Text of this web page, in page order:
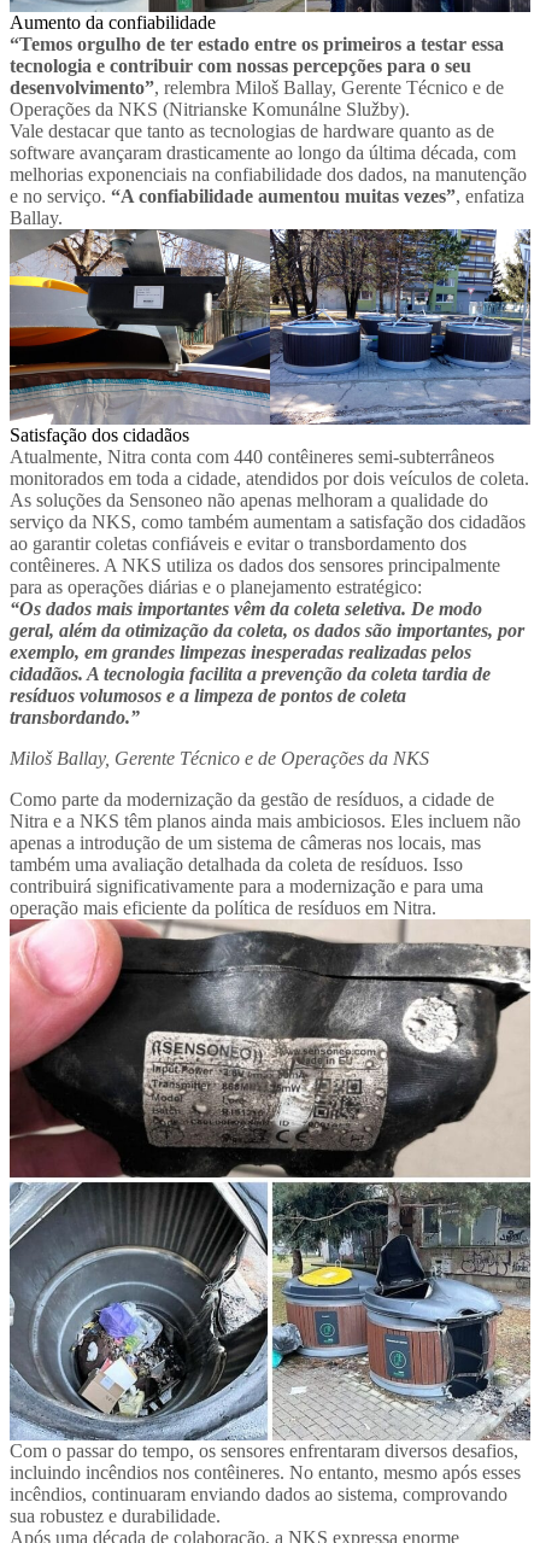
Aumento da confiabilidade
“Temos orgulho de ter estado entre os primeiros a testar essa
tecnologia e contribuir com nossas percepções para o seu
desenvolvimento”, relembra Miloš Ballay, Gerente Técnico e de
Operações da NKS (Nitrianske Komunálne Služby).
Vale destacar que tanto as tecnologias de hardware quanto as de
software avançaram drasticamente ao longo da última década, com
melhorias exponenciais na confiabilidade dos dados, na manutenção
e no serviço. “A confiabilidade aumentou muitas vezes”, enfatiza
Ballay.
Satisfação dos cidadãos
Atualmente, Nitra conta com 440 contêineres semi-subterrâneos
monitorados em toda a cidade, atendidos por dois veículos de coleta.
As soluções da Sensoneo não apenas melhoram a qualidade do
serviço da NKS, como também aumentam a satisfação dos cidadãos
ao garantir coletas confiáveis e evitar o transbordamento dos
contêineres. A NKS utiliza os dados dos sensores principalmente
para as operações diárias e o planejamento estratégico:
“Os dados mais importantes vêm da coleta seletiva. De modo
geral, além da otimização da coleta, os dados são importantes, por
exemplo, em grandes limpezas inesperadas realizadas pelos
cidadãos. A tecnologia facilita a prevenção da coleta tardia de
resíduos volumosos e a limpeza de pontos de coleta
transbordando.”
Miloš Ballay, Gerente Técnico e de Operações da NKS
Como parte da modernização da gestão de resíduos, a cidade de
Nitra e a NKS têm planos ainda mais ambiciosos. Eles incluem não
apenas a introdução de um sistema de câmeras nos locais, mas
também uma avaliação detalhada da coleta de resíduos. Isso
contribuirá significativamente para a modernização e para uma
operação mais eficiente da política de resíduos em Nitra.
Com o passar do tempo, os sensores enfrentaram diversos desafios,
incluindo incêndios nos contêineres. No entanto, mesmo após esses
incêndios, continuaram enviando dados ao sistema, comprovando
sua robustez e durabilidade.
Após uma década de colaboração, a NKS expressa enorme